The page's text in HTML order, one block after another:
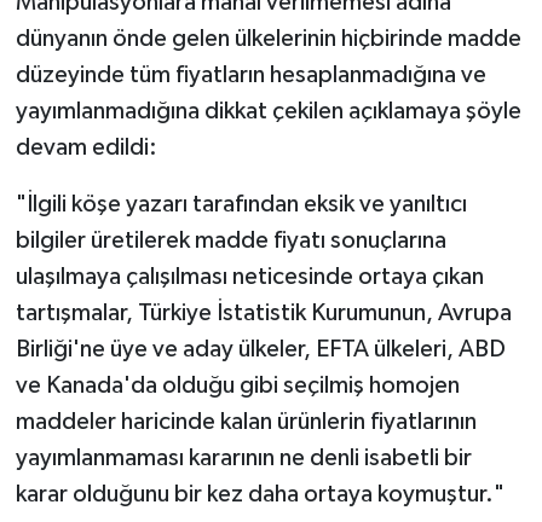
dünyanın önde gelen ülkelerinin hiçbirinde madde
düzeyinde tüm fiyatların hesaplanmadığına ve
yayımlanmadığına dikkat çekilen açıklamaya şöyle
devam edildi:
"İlgili köşe yazarı tarafından eksik ve yanıltıcı
bilgiler üretilerek madde fiyatı sonuçlarına
ulaşılmaya çalışılması neticesinde ortaya çıkan
tartışmalar, Türkiye İstatistik Kurumunun, Avrupa
Birliği'ne üye ve aday ülkeler, EFTA ülkeleri, ABD
ve Kanada'da olduğu gibi seçilmiş homojen
maddeler haricinde kalan ürünlerin fiyatlarının
yayımlanmaması kararının ne denli isabetli bir
karar olduğunu bir kez daha ortaya koymuştur."
Van Müftülüğü
Yalova Müftülüğü